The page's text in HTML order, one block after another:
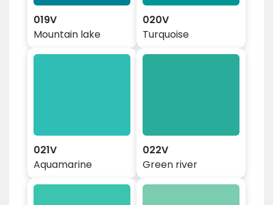
019V
Mountain lake
020V
Turquoise
021V
Aquamarine
022V
Green river